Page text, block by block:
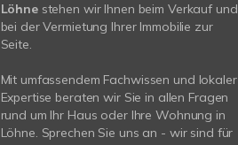
Löhnestehen wir Ihnen beim Verkauf und
bei der Vermietung Ihrer Immobilie zur
Seite.
Mit umfassendem Fachwissen und lokaler
Expertise beraten wir Sie in allen Fragen
rund um Ihr Haus oder Ihre Wohnung in
Löhne. Sprechen Sie uns an - wir sind für